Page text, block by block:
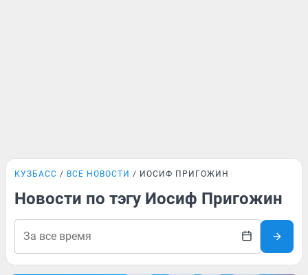
КУЗБАСС ВСЕ НОВОСТИ ИОСИФ ПРИГОЖИН
Новости по тэгу Иосиф Пригожин